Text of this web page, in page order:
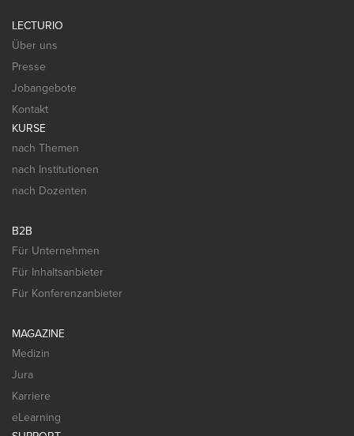
LECTURIO
Über uns
Presse
Jobangebote
Kontakt
KURSE
nach Themen
nach Institutionen
nach Dozenten
B2B
Für Unternehmen
Für Inhaltsanbieter
Für Konferenzanbieter
MAGAZINE
Medizin
Jura
Karriere
eLearning